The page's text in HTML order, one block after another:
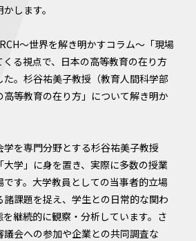
します。
～世界を解き明かすコラム～「現場
くる視点で、日本の高等教育の在り方
。杉谷祐美子教授（教育人間科学部
等教育の在り方」について解き明か
学を専門分野とする杉谷祐美子教授
大学」に身を置き、実際に多数の授業
す。大学教員としての当事者的立場
課題を捉え、学生との日常的な関わ
を継続的に観察・分析しています。さ
議会への参加や企業との共同調査な